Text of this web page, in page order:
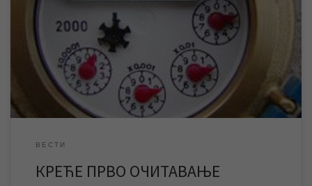
водомера, од минимум три колико ће их бити у овој години.
Очитавања ће се вршити истовремено у Зрењанину и у 8
насељених места: Ченти, Банатском Деспотовцу, Книћанину,
Томашевцу, Ботошу, Белом Блату, Елемиру и Меленцима.
Након тога ће се вршити и очитавања водомера […]
ВЕСТИ
КРЕЋЕ ПРВО ОЧИТАВАЊЕ